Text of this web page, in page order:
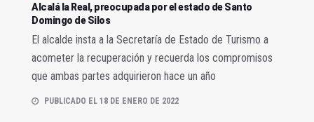
Alcalá la Real, preocupada por el estado de Santo
Domingo de Silos
El alcalde insta a la Secretaría de Estado de Turismo a
acometer la recuperación y recuerda los compromisos
que ambas partes adquirieron hace un año
PUBLICADO EL 18 DE ENERO DE 2022